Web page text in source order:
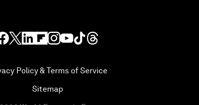
Policy & Terms of Service
Sitemap